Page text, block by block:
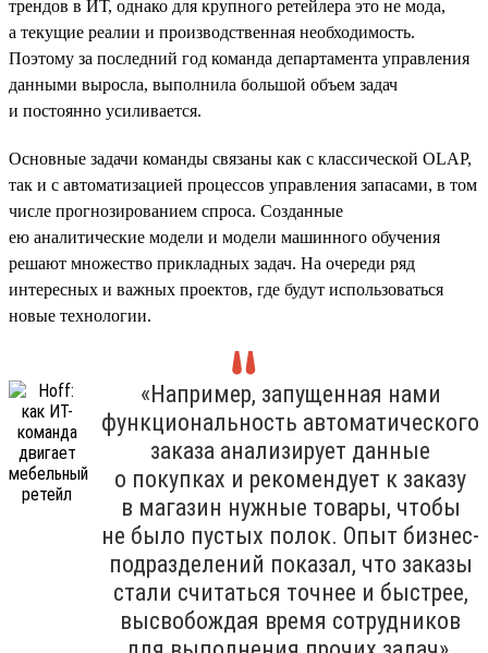
трендов в ИТ, однако для крупного ретейлера это не мода,
а текущие реалии и производственная необходимость.
Поэтому за последний год команда департамента управления
данными выросла, выполнила большой объем задач
и постоянно усиливается.
Основные задачи команды связаны как с классической OLAP,
так и с автоматизацией процессов управления запасами, в том
числе прогнозированием спроса. Созданные
ею аналитические модели и модели машинного обучения
решают множество прикладных задач. На очереди ряд
интересных и важных проектов, где будут использоваться
новые технологии.
«Например, запущенная нами
функциональность автоматического
заказа анализирует данные
о покупках и рекомендует к заказу
в магазин нужные товары, чтобы
не было пустых полок. Опыт бизнес-
подразделений показал, что заказы
стали считаться точнее и быстрее,
высвобождая время сотрудников